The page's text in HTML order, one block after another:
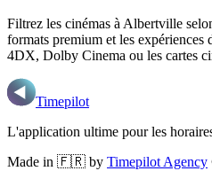
Filtrez les cinémas à Albertville
formats premium et les
4DX, Dolby Cinema ou les cartes
Timepilot
L'application ultime pour les
Made in 🇫🇷 by Timepilot Agency